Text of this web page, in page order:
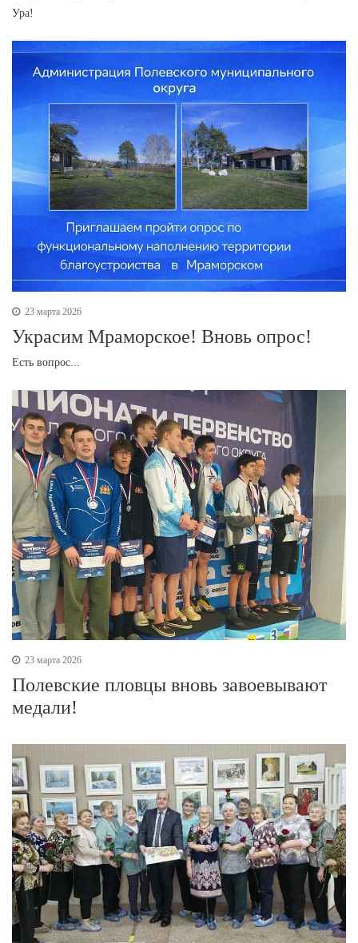
Ура!
23 марта 2026
Украсим Мраморское! Вновь опрос!
Есть вопрос...
23 марта 2026
Полевские пловцы вновь завоевывают
медали!